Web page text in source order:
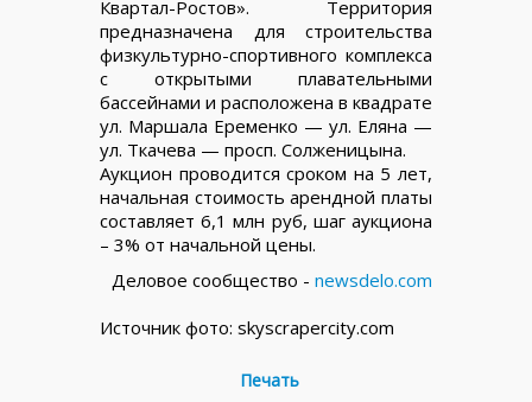
Квартал-Ростов». Территория
предназначена для строительства
физкультурно-спортивного комплекса
с открытыми плавательными
бассейнами и расположена в квадрате
ул. Маршала Еременко — ул. Еляна —
ул. Ткачева — просп. Солженицына.
Аукцион проводится сроком на 5 лет,
начальная стоимость арендной платы
составляет 6,1 млн руб, шаг аукциона
– 3% от начальной цены.
Деловое сообщество - newsdelo.com
Источник фото: skyscrapercity.com
Печать